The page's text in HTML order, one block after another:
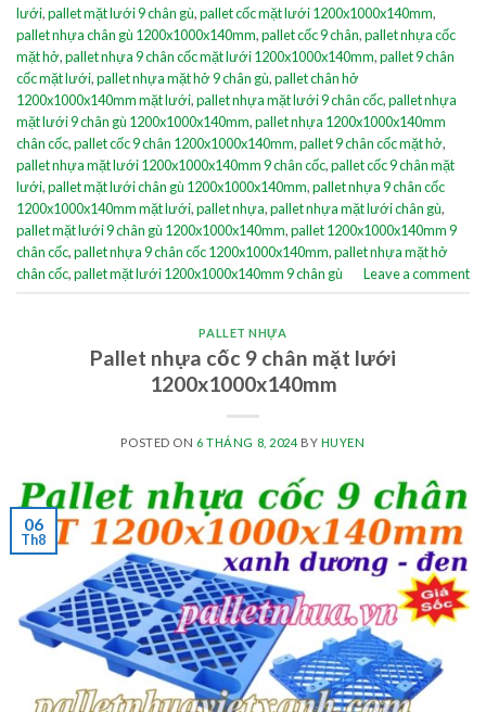
lưới,pallet mặt lưới 9 chân gù,pallet cốc mặt lưới 1200x1000x140mm,
pallet nhựa chân gù 1200x1000x140mm,pallet cốc 9 chân,pallet nhựa cốc
mặt hở,pallet nhựa 9 chân cốc mặt lưới 1200x1000x140mm,pallet 9 chân
cốc mặt lưới,pallet nhựa mặt hở 9 chân gù,pallet chân hở
1200x1000x140mm mặt lưới,pallet nhựa mặt lưới 9 chân cốc,pallet nhựa
mặt lưới 9 chân gù 1200x1000x140mm,pallet nhựa 1200x1000x140mm
chân cốc,pallet cốc 9 chân 1200x1000x140mm,pallet 9 chân cốc mặt hở,
pallet nhựa mặt lưới 1200x1000x140mm 9 chân cốc,pallet cốc 9 chân mặt
lưới,pallet mặt lưới chân gù 1200x1000x140mm,pallet nhựa 9 chân cốc
1200x1000x140mm mặt lưới,pallet nhựa,pallet nhựa mặt lưới chân gù,
pallet mặt lưới 9 chân gù 1200x1000x140mm,pallet 1200x1000x140mm 9
chân cốc,pallet nhựa 9 chân cốc 1200x1000x140mm,pallet nhựa mặt hở
chân cốc,pallet mặt lưới 1200x1000x140mm 9 chân gù Leave a comment
PALLET NHỰA
Pallet nhựa cốc 9 chân mặt lưới
1200x1000x140mm
POSTED ON 6 THÁNG 8, 2024BY HUYEN
06
Th8